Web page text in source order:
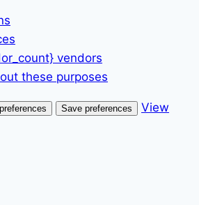
vendors
these purposes
Save preferences
View